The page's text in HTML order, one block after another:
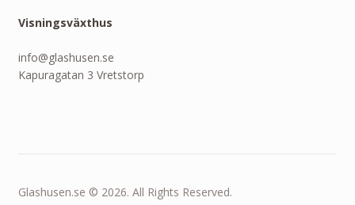
Visningsväxthus
info@glashusen.se
Kapuragatan 3 Vretstorp
Glashusen.se © 2026. All Rights Reserved.